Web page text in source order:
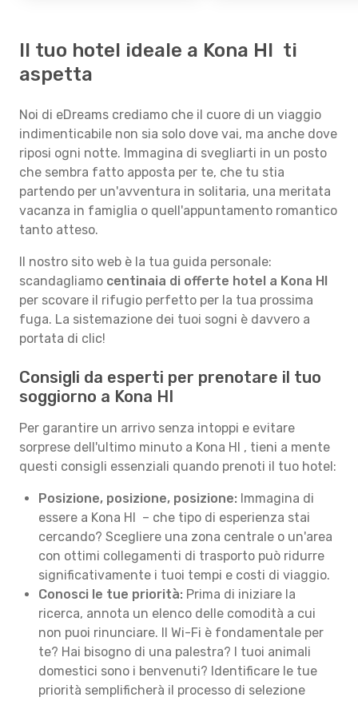
Il tuo hotel ideale a Kona HI ti
aspetta
Noi di eDreams crediamo che il cuore di un viaggio
indimenticabile non sia solo dove vai, ma anche dove
riposi ogni notte. Immagina di svegliarti in un posto
che sembra fatto apposta per te, che tu stia
partendo per un'avventura in solitaria, una meritata
vacanza in famiglia o quell'appuntamento romantico
tanto atteso.
Il nostro sito web è la tua guida personale:
scandagliamo centinaia di offerte hotel a Kona HI
per scovare il rifugio perfetto per la tua prossima
fuga. La sistemazione dei tuoi sogni è davvero a
portata di clic!
Consigli da esperti per prenotare il tuo
soggiorno a Kona HI
Per garantire un arrivo senza intoppi e evitare
sorprese dell'ultimo minuto a Kona HI , tieni a mente
questi consigli essenziali quando prenoti il tuo hotel:
Posizione, posizione, posizione: Immagina di
essere a Kona HI – che tipo di esperienza stai
cercando? Scegliere una zona centrale o un'area
con ottimi collegamenti di trasporto può ridurre
significativamente i tuoi tempi e costi di viaggio.
Conosci le tue priorità: Prima di iniziare la
ricerca, annota un elenco delle comodità a cui
non puoi rinunciare. Il Wi-Fi è fondamentale per
te? Hai bisogno di una palestra? I tuoi animali
domestici sono i benvenuti? Identificare le tue
priorità semplificherà il processo di selezione